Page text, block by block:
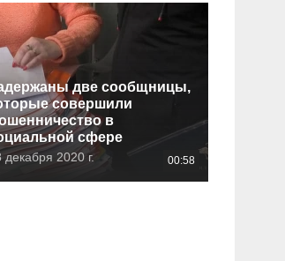
две сообщницы,
совершили
в
сфере
декабря 2020 г. 00:58